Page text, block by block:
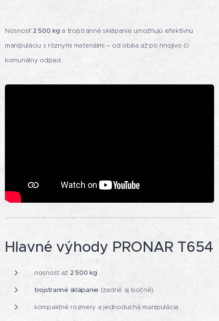
Nosnosť2 500 kg a trojstranné sklápanie umožňujú efektívnu
manipuláciu s rôznymi materiálmi – od obilia až po hnojivo či
komunálny odpad.
Hlavné výhody PRONAR T654
nosnosť až 2 500 kg
trojstranné sklápanie (zadné aj bočné)
kompaktné rozmery a jednoduchá manipulácia